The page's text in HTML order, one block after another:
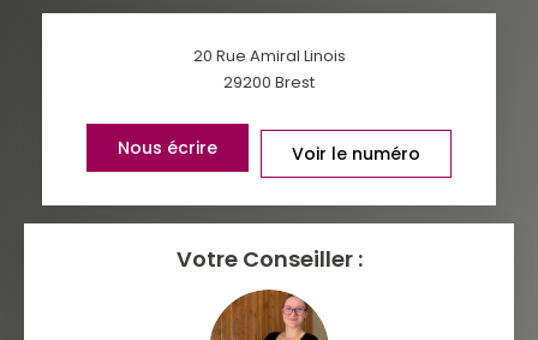
VOITURE
RÉSULTATS DES LYCÉES ECOLES ET CRÈCHES
RESTAURANTS ET CAFÉS
MÉDECINS
20 Rue Amiral Linois
29200 Brest
Nous écrire Voir le numéro
Votre Conseiller :